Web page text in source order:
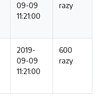
09-09
11:21:00
razy
2019-
09-09
11:21:00
600
razy